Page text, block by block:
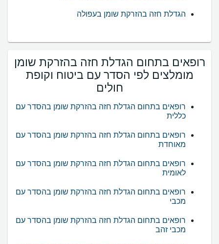
הגדלת חזה בהזרקת שומן בעפולה
רופאים בתחום הגדלת חזה בהזרקת שומן
מומלצים לפי הסדר עם ביטוח וקופת
חולים
רופאים בתחום הגדלת חזה בהזרקת שומן בהסדר עם
כללית
רופאים בתחום הגדלת חזה בהזרקת שומן בהסדר עם
מאוחדת
רופאים בתחום הגדלת חזה בהזרקת שומן בהסדר עם
לאומית
רופאים בתחום הגדלת חזה בהזרקת שומן בהסדר עם
מכבי
רופאים בתחום הגדלת חזה בהזרקת שומן בהסדר עם
מכבי זהב